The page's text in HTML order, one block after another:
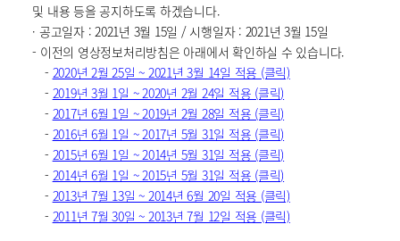
및 내용 등을 공지하도록 하겠습니다.
· 공고일자 : 2021년 3월 15일 / 시행일자 : 2021년 3월 15일
- 이전의 영상정보처리방침은 아래에서 확인하실 수 있습니다.
- 2020년 2월 25일 ~ 2021년 3월 14일 적용 (클릭)
- 2019년 3월 1일 ~ 2020년 2월 24일 적용 (클릭)
- 2017년 6월 1일 ~ 2019년 2월 28일 적용 (클릭)
- 2016년 6월 1일 ~ 2017년 5월 31일 적용 (클릭)
- 2015년 6월 1일 ~ 2014년 5월 31일 적용 (클릭)
- 2014년 6월 1일 ~ 2015년 5월 31일 적용 (클릭)
- 2013년 7월 13일 ~ 2014년 6월 20일 적용 (클릭)
- 2011년 7월 30일 ~ 2013년 7월 12일 적용 (클릭)